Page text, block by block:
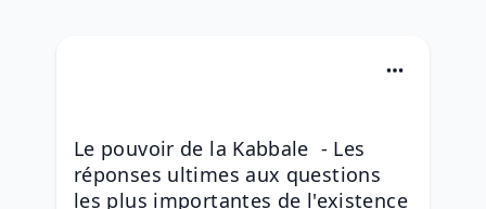
Le pouvoir de la Kabbale  - Les
réponses ultimes aux questions
les plus importantes de l'existence